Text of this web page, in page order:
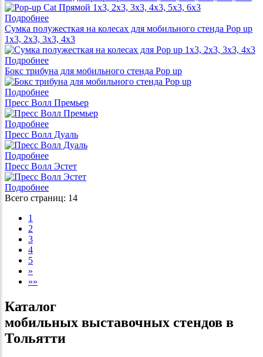
Подробнее
Сумка полужесткая на колесах для мобильного стенда Pop up
1x3, 2x3, 3x3, 4x3
Подробнее
Бокс трибуна для мобильного стенда Pop up
Подробнее
Пресс Волл Премьер
Подробнее
Пресс Волл Дуаль
Подробнее
Пресс Волл Эстет
Подробнее
Всего страниц: 14
1
2
3
4
5
»
»»
Каталог
мобильных выставочных стендов в
Тольятти